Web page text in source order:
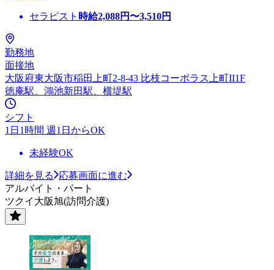
セラピスト 時給2,088円〜3,510円
勤務地
面接地
大阪府東大阪市稲田上町2-8-43 比枝コーポラス上町II1F
徳庵駅、鴻池新田駅、横堤駅
シフト
1日1時間 週1日からOK
未経験OK
詳細を見る
応募画面に進む
アルバイト・パート
ツクイ大阪旭(訪問介護)